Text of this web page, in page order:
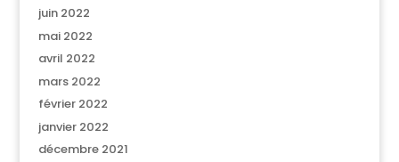
juin 2022
mai 2022
avril 2022
mars 2022
février 2022
janvier 2022
décembre 2021